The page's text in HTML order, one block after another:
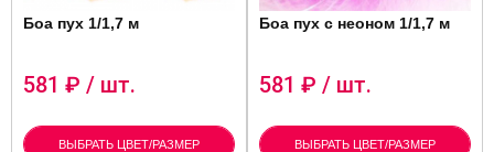
Боа пух 1/1,7 м
581 ₽ / шт.
ВЫБРАТЬ ЦВЕТ/РАЗМЕР
Боа пух с неоном 1/1,7 м
581 ₽ / шт.
ВЫБРАТЬ ЦВЕТ/РАЗМЕР